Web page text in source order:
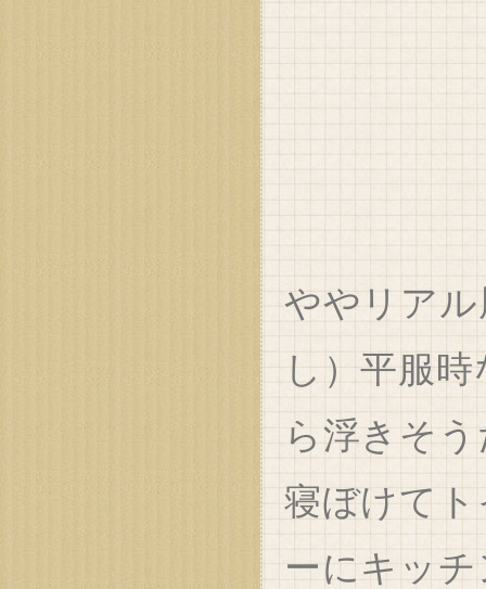
ややリア
し）平服
ら浮きそ
寝ぼけて
ーにキッ